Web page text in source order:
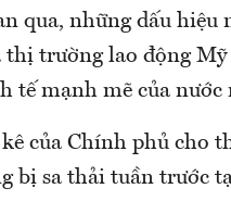
qua, những dấu hiệu
thị trường lao động
tế mạnh mẽ của nước
của Chính phủ cho
bị sa thải tuần trước